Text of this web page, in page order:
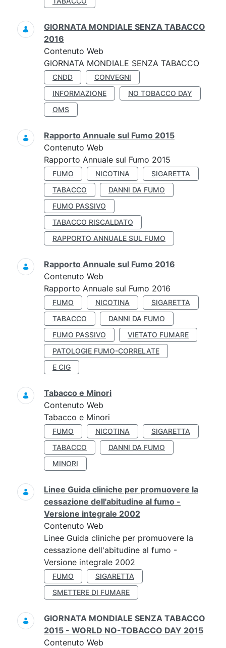
GIORNATA MONDIALE SENZA TABACCO
2016
Contenuto Web
GIORNATA MONDIALE SENZA TABACCO
CNDD
CONVEGNI
INFORMAZIONE
NO TOBACCO DAY
OMS
Rapporto Annuale sul Fumo 2015
Contenuto Web
Rapporto Annuale sul Fumo 2015
FUMO NICOTINA
SIGARETTA
TABACCO
DANNI DA FUMO
FUMO PASSIVO
TABACCO RISCALDATO
RAPPORTO ANNUALE SUL FUMO
Rapporto Annuale sul Fumo 2016
Contenuto Web
Rapporto Annuale sul Fumo 2016
FUMO NICOTINA
SIGARETTA
TABACCO
DANNI DA FUMO
FUMO PASSIVO
VIETATO FUMARE
PATOLOGIE FUMO-CORRELATE
E CIG
Tabacco e Minori
Contenuto Web
Tabacco e Minori
FUMO NICOTINA
SIGARETTA
TABACCO
DANNI DA FUMO
MINORI
Linee Guida cliniche per promuovere la
cessazione dell'abitudine al fumo -
Versione integrale 2002
Contenuto Web
Linee Guida cliniche per promuovere la
cessazione dell'abitudine al fumo -
Versione integrale 2002
FUMO
SIGARETTA
SMETTERE DI FUMARE
GIORNATA MONDIALE SENZA TABACCO
2015 - WORLD NO-TOBACCO DAY 2015
Contenuto Web